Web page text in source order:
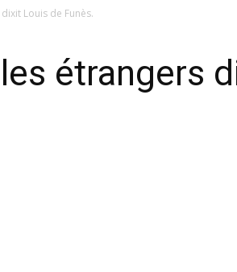
Louis de Funès.
étrangers